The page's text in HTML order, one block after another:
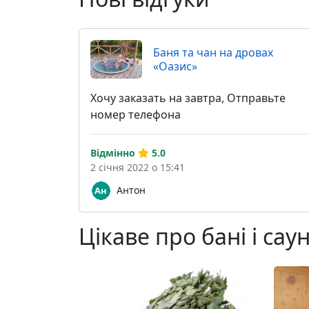
Баня та чан на дровах
«Оазис»
Хочу заказать на завтра, Отправьте
номер телефона
Антон
Відмінно
5.0
2 січня 2022 о 15:41
Цікаве про бані і